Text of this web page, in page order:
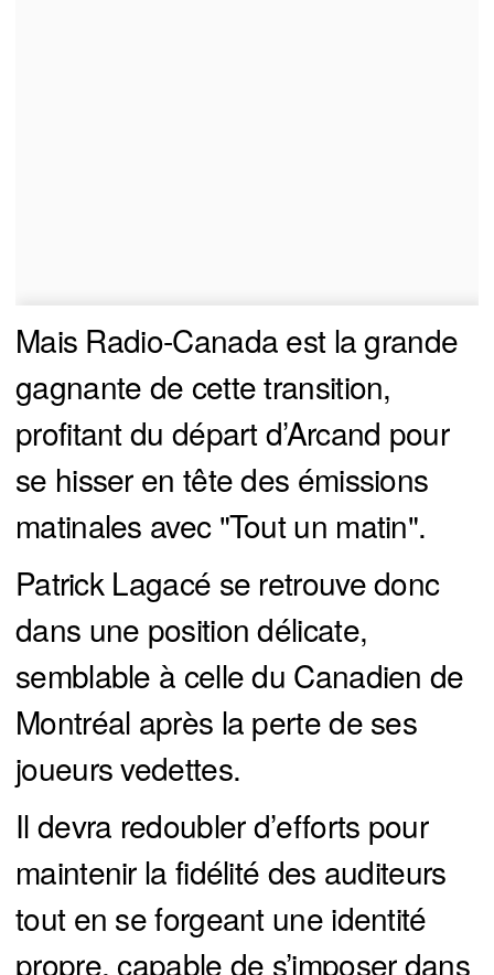
Mais Radio-Canada est la grande
gagnante de cette transition,
profitant du départ d’Arcand pour
se hisser en tête des émissions
matinales avec "Tout un matin".
Patrick Lagacé se retrouve donc
dans une position délicate,
semblable à celle du Canadien de
Montréal après la perte de ses
joueurs vedettes.
Il devra redoubler d’efforts pour
maintenir la fidélité des auditeurs
tout en se forgeant une identité
propre, capable de s’imposer dans